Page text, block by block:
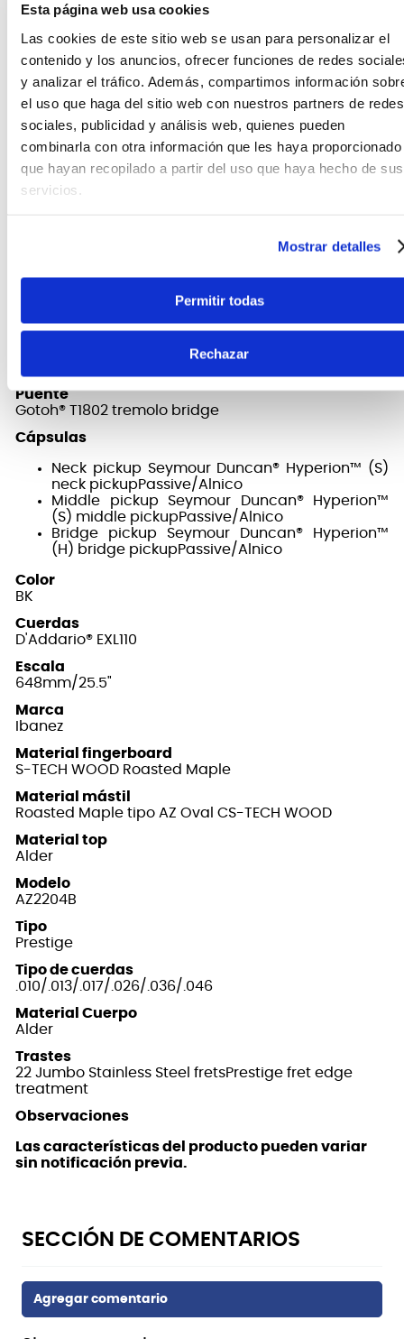
Esta página web usa cookies
Las cookies de este sitio web se usan para personalizar el
contenido y los anuncios, ofrecer funciones de redes
y analizar el tráfico. Además, compartimos información
el uso que haga del sitio web con nuestros partners de redes
sociales, publicidad y análisis web, quienes pueden
combinarla con otra información que les haya proporcionado
que hayan recopilado a partir del uso que haya hecho de sus
servicios.
Mostrar detalles
Permitir todas
Rechazar
ElAZ2204Bemplea un sistema de conmutación
dyna-MIX9 con una palanca de "Alter switch" que
modos con las bobinas individuales conectadas en
humbucker.
FICHA TÉCNICA Y DIMENSIONES
Puente
Gotoh® T1802 tremolo bridge
Cápsulas
Neck pickup Seymour Duncan® Hyperion™ (S)
neck pickupPassive/Alnico
Middle pickup Seymour Duncan® Hyperion™
(S) middle pickupPassive/Alnico
Bridge pickup Seymour Duncan® Hyperion™
(H) bridge pickupPassive/Alnico
Color
BK
Cuerdas
D'Addario® EXL110
Escala
648mm/25.5"
Marca
Ibanez
Material fingerboard
S-TECH WOOD Roasted Maple
Material mástil
Roasted Maple tipo AZ Oval CS-TECH WOOD
Material top
Alder
Modelo
AZ2204B
Tipo
Prestige
Tipo de cuerdas
.010/.013/.017/.026/.036/.046
Material Cuerpo
Alder
Trastes
22 Jumbo Stainless Steel fretsPrestige fret edge
treatment
Observaciones
Las características del producto pueden variar
sin notificación previa.